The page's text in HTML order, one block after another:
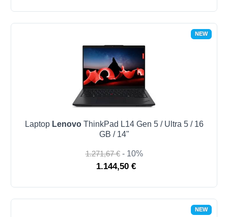
NEW
Laptop LenovoThinkPad L14 Gen 5 / Ultra 5 / 16
GB / 14"
1.271,67 € - 10%
1.144,50 €
NEW